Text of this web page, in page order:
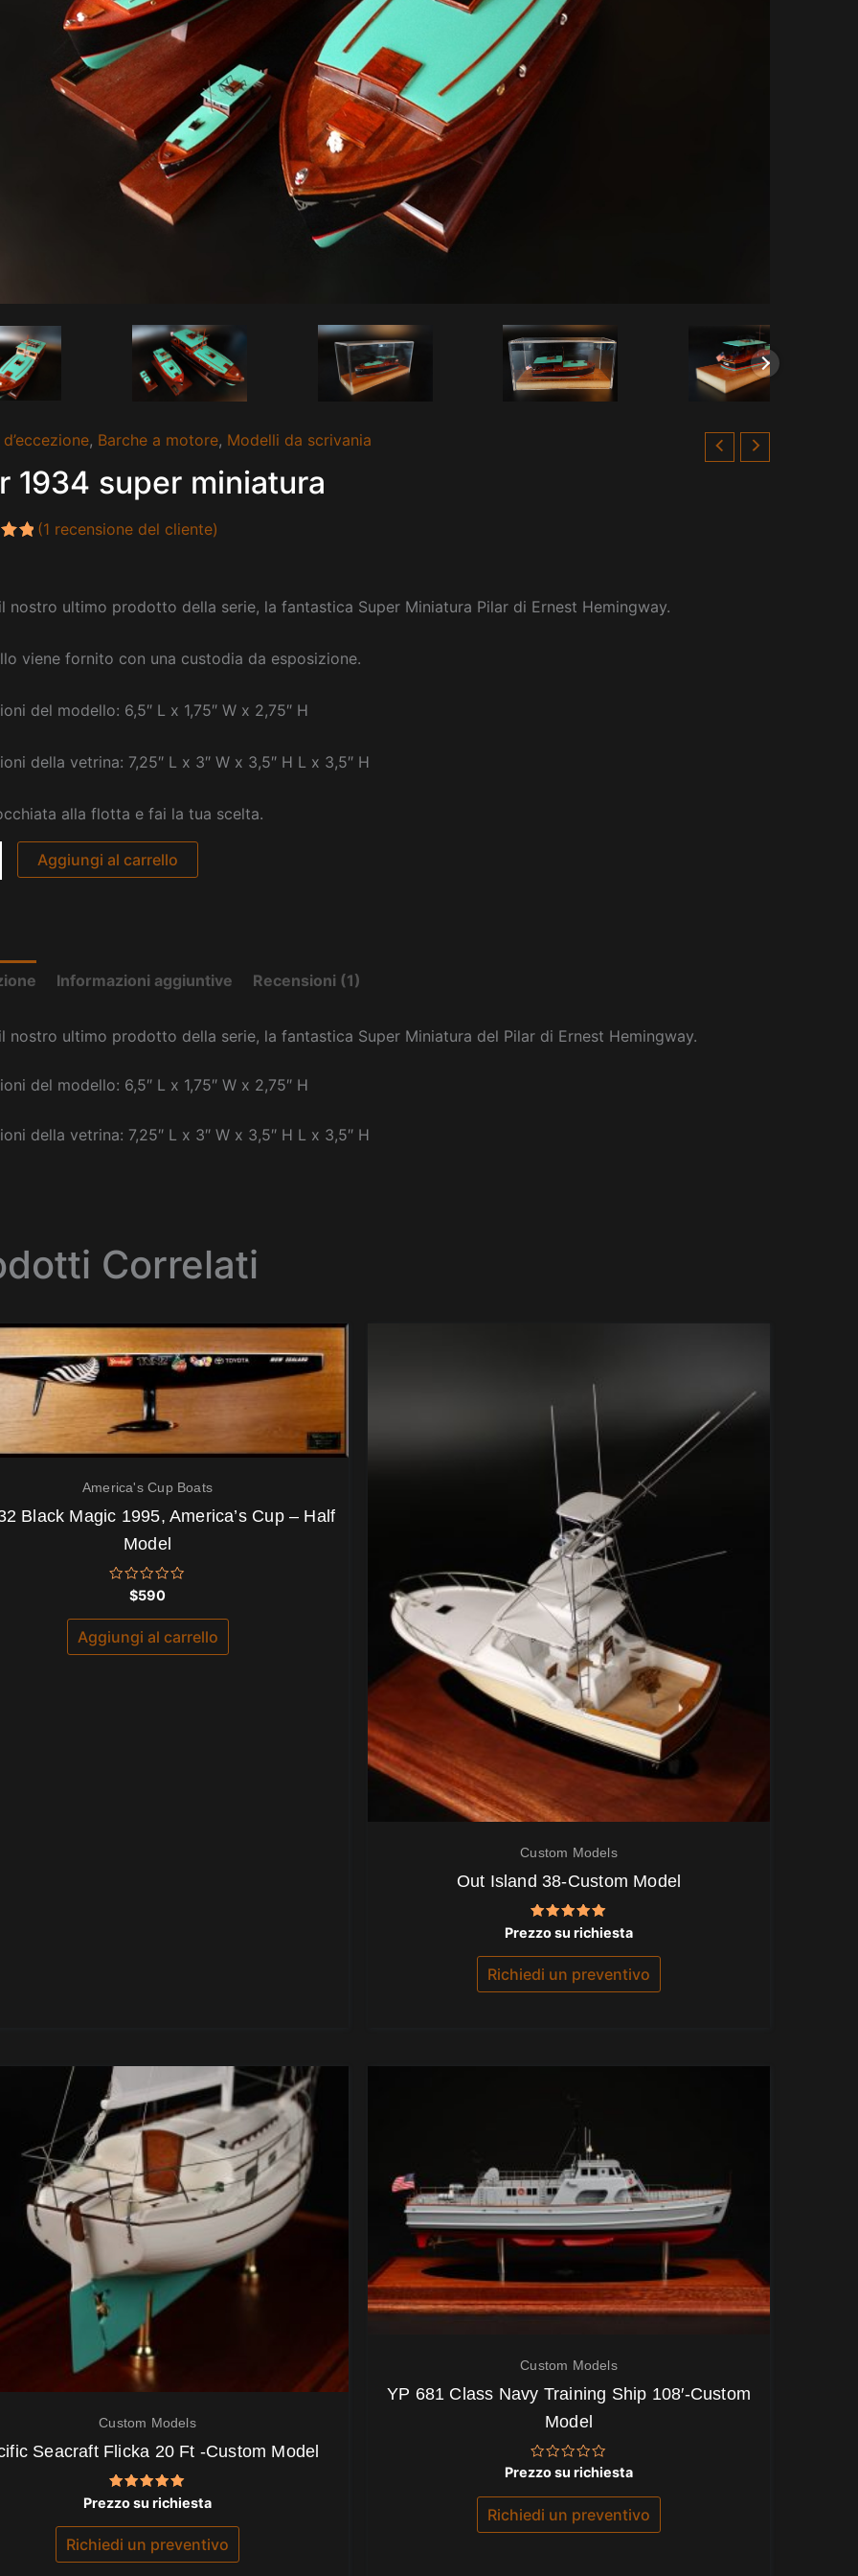
, Barche a motore, Modelli da scrivania
1934 super miniatura
(1 recensione del cliente)
nostro ultimo prodotto della serie, la fantastica Super Miniatura Pilar di Ernest Hemingway.
viene fornito con una custodia da esposizione.
del modello: 6,5″ L x 1,75″ W x 2,75″ H
della vetrina: 7,25″ L x 3″ W x 3,5″ H L x 3,5″ H
alla flotta e fai la tua scelta.
Aggiungi al carrello
Informazioni aggiuntive Recensioni (1)
nostro ultimo prodotto della serie, la fantastica Super Miniatura del Pilar di Ernest Hemingway.
del modello: 6,5″ L x 1,75″ W x 2,75″ H
della vetrina: 7,25″ L x 3″ W x 3,5″ H L x 3,5″ H
Correlati
America's Cup Boats
Black Magic 1995, America’s Cup – Half
Model
Valutato
su
5
$590
Aggiungi al carrello
Custom Models
Out Island 38-Custom Model
Valutato
5.00
su 5
Prezzo su richiesta
Richiedi un preventivo
Custom Models
Seacraft Flicka 20 Ft -Custom Model
Valutato
5.00
su 5
Prezzo su richiesta
Richiedi un preventivo
Custom Models
YP 681 Class Navy Training Ship 108′-Custom
Model
Valutato
su
5
Prezzo su richiesta
Richiedi un preventivo